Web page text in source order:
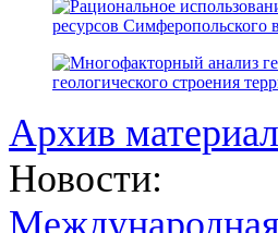
ресурсов Симферопольского
геологического строения
Архив
Новости: